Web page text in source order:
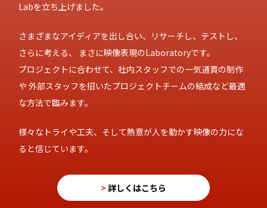
Labを立ち上げました。
さまざまなアイディアを出し合い、リサーチし、テストし、
さらに考える、
まさに映像表現のLaboratoryです。
プロジェクトに合わせて、社内スタッフでの一気通貫の制作
や 外部スタッフを招いたプロジェクトチームの結成など最適
な方法で臨みます。
様々なトライや工夫、そして熱意が人を動かす映像の力にな
ると信じています。
> 詳しくはこちら